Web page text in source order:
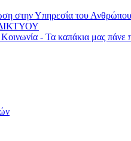
στην Υπηρεσία του Ανθρώπου
- Τα καπάκια μας πάνε